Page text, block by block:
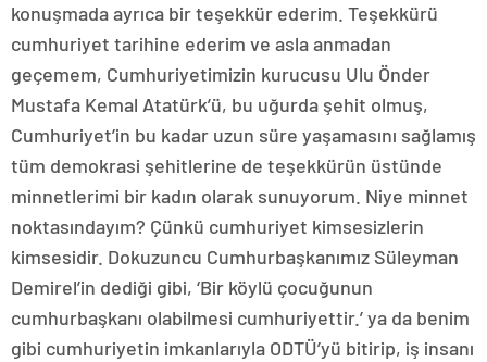
konuşmada ayrıca bir teşekkür ederim. Teşekkürü
cumhuriyet tarihine ederim ve asla anmadan
geçemem, Cumhuriyetimizin kurucusu Ulu Önder
Mustafa Kemal Atatürk’ü, bu uğurda şehit olmuş,
Cumhuriyet’in bu kadar uzun süre yaşamasını sağlamış
tüm demokrasi şehitlerine de teşekkürün üstünde
minnetlerimi bir kadın olarak sunuyorum. Niye minnet
noktasındayım? Çünkü cumhuriyet kimsesizlerin
kimsesidir. Dokuzuncu Cumhurbaşkanımız Süleyman
Demirel’in dediği gibi, ‘Bir köylü çocuğunun
cumhurbaşkanı olabilmesi cumhuriyettir.’ ya da benim
gibi cumhuriyetin imkanlarıyla ODTÜ’yü bitirip, iş insanı